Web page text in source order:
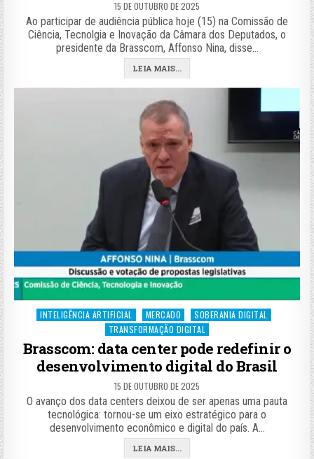
15 DE OUTUBRO DE 2025
Ao participar de audiência pública hoje (15) na Comissão de
Ciência, Tecnolgia e Inovação da Câmara dos Deputados, o
presidente da Brasscom, Affonso Nina, disse…
LEIA MAIS...
Posted
INTELIGÊNCIA ARTIFICIAL MERCADO
SOBERANIA DIGITAL
TRANSFORMAÇÃO DIGITAL
Brasscom: data center pode redefinir o
desenvolvimento digital do Brasil
15 DE OUTUBRO DE 2025
O avanço dos data centers deixou de ser apenas uma pauta
tecnológica: tornou-se um eixo estratégico para o
desenvolvimento econômico e digital do país. A…
LEIA MAIS...